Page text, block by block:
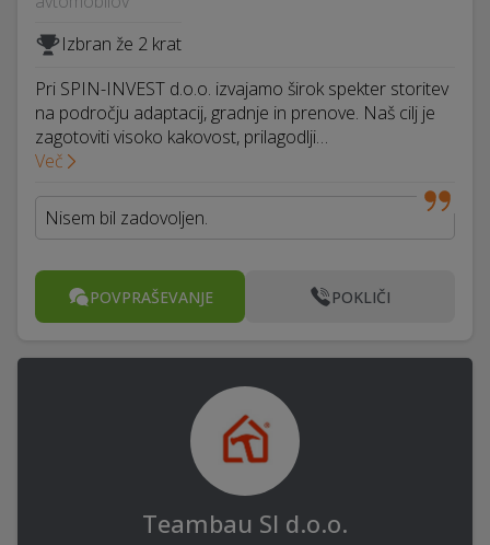
Izbran že 2 krat
Pri SPIN-INVEST d.o.o. izvajamo širok spekter storitev
na področju adaptacij, gradnje in prenove. Naš cilj je
zagotoviti visoko kakovost, prilagodlji…
Več
Nisem bil zadovoljen.
POVPRAŠEVANJE POKLIČI
Teambau SI d.o.o.